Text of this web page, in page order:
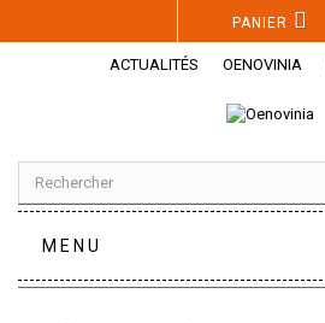
PANIER
ACTUALITÉS OENOVINIA
MENU